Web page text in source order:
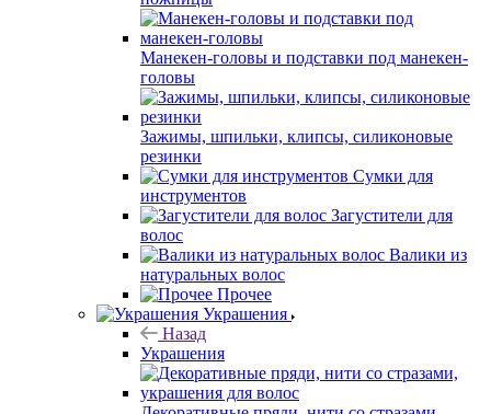
Манекен-головы и подставки под манекен-
головы
Зажимы, шпильки, клипсы, силиконовые
резинки
Сумки для
инструментов
Загустители для
волос
Валики из
натуральных волос
Прочее
Украшения
Назад
Украшения